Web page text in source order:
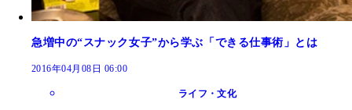
急増中の“スナック女子”から学ぶ「できる仕事術」とは
2016年04月08日 06:00
ライフ・文化